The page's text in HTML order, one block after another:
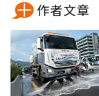
作者文章